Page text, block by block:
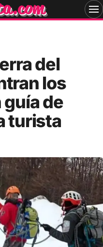
del
los
de
turista